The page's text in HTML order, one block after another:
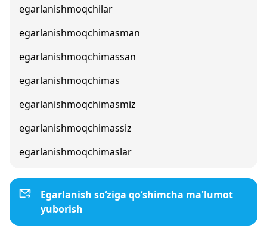
egarlanishmoqchilar
egarlanishmoqchimasman
egarlanishmoqchimassan
egarlanishmoqchimas
egarlanishmoqchimasmiz
egarlanishmoqchimassiz
egarlanishmoqchimaslar
Egarlanish so‘ziga qo‘shimcha ma'lumot
yuborish